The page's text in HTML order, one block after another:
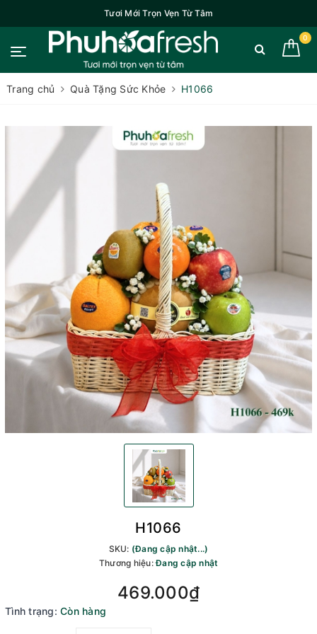
Tươi Mới Trọn Vẹn Từ Tâm
0
Trang chủ Quà Tặng Sức Khỏe H1066
H1066
SKU: (Đang cập nhật...)
Thương hiệu:Đang cập nhật
469.000₫
Tình trạng: Còn hàng